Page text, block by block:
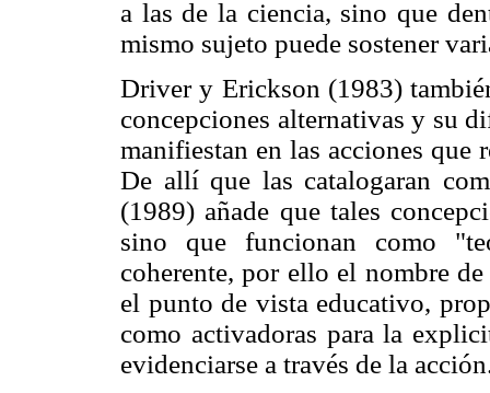
a las de la ciencia, sino que
mismo sujeto puede sostener
Driver y Erickson (1983)
concepciones alternativas y su
manifiestan en las acciones que
De allí que las catalogaran
(1989) añade que tales
sino que funcionan como
coherente, por ello el nombre
el punto de vista educativo,
como activadoras para la
evidenciarse a través de la